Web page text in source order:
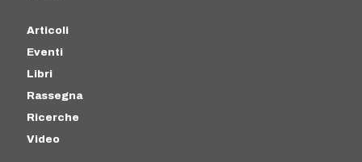
Articoli
Eventi
Libri
Rassegna
Ricerche
Video